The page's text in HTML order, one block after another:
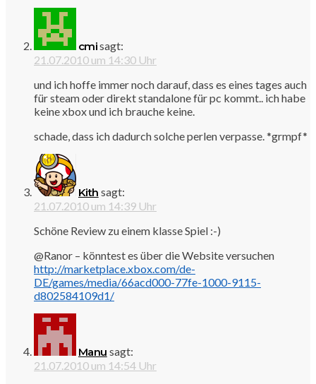
cmisagt:
21.07.2010 um 14:30 Uhr
und ich hoffe immer noch darauf, dass es eines tages auch
für steam oder direkt standalone für pc kommt.. ich habe
keine xbox und ich brauche keine.
schade, dass ich dadurch solche perlen verpasse. *grmpf*
Kith sagt:
21.07.2010 um 14:39 Uhr
Schöne Review zu einem klasse Spiel :-)
@Ranor – könntest es über die Website versuchen
http://marketplace.xbox.com/de-
DE/games/media/66acd000-77fe-1000-9115-
d802584109d1/
Manu sagt:
21.07.2010 um 14:54 Uhr